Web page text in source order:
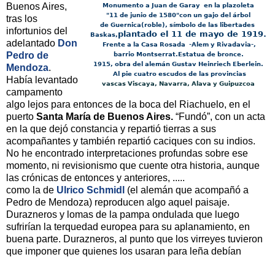
Monumento a Juan de Garay en la plazoleta
"11 de junio de 1580"con un gajo del árbol
de Guernica(roble), símbolo de las libertades
Baskas,plantado el 11 de mayo de 1919.
Frente a la Casa Rosada -Alem y Rivadavia-,
barrio Montserrat.Estatua de bronce.
1915, obra del alemán Gustav Heinriech Eberlein.
Al pie cuatro escudos de las provincias
vascas Viscaya, Navarra, Alava y Guipuzcoa
Buenos Aires,
tras los
infortunios del
adelantado Don
Pedro de
Mendoza.
Había levantado
campamento
algo lejos para entonces de la boca del Riachuelo, en el
puerto Santa María de Buenos Aires. “Fundó”, con un acta
en la que dejó constancia y repartió tierras a sus
acompañantes y también repartió caciques con su indios.
No he encontrado interpretaciones profundas sobre ese
momento, ni revisionismo que cuente otra historia, aunque
las crónicas de entonces y anteriores, .....
como la de Ulrico Schmidl
(el alemán que acompañó a
Pedro de Mendoza) reproducen algo aquel paisaje.
Durazneros y lomas de la pampa ondulada que luego
sufrirían la terquedad europea para su aplanamiento, en
buena parte. Durazneros, al punto que los virreyes tuvieron
que imponer que quienes los usaran para leña debían